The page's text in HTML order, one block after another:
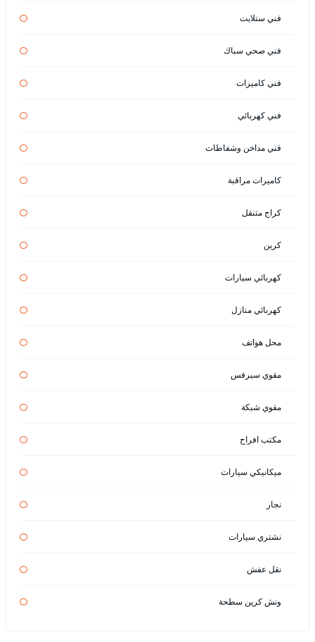
فني ستلايت
فني صحي سباك
فني كاميرات
فني كهربائي
فني مداخن وشفاطات
كاميرات مراقبة
كراج متنقل
كرين
كهربائي سيارات
كهربائي منازل
محل هواتف
مقوي سيرفس
مقوي شبكة
مكتب افراح
ميكانيكي سيارات
نجار
نشتري سيارات
نقل عفش
ونش كرين سطحة